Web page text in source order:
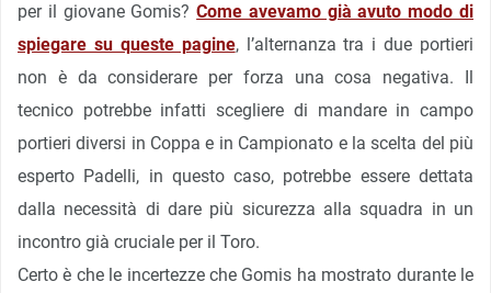
per il giovane Gomis?Come avevamo già avuto modo di
spiegare su queste pagine, l’alternanza tra i due portieri
non è da considerare per forza una cosa negativa. Il
tecnico potrebbe infatti scegliere di mandare in campo
portieri diversi in Coppa e in Campionato e la scelta del più
esperto Padelli, in questo caso, potrebbe essere dettata
dalla necessità di dare più sicurezza alla squadra in un
incontro già cruciale per il Toro.
Certo è che le incertezze che Gomis ha mostrato durante le